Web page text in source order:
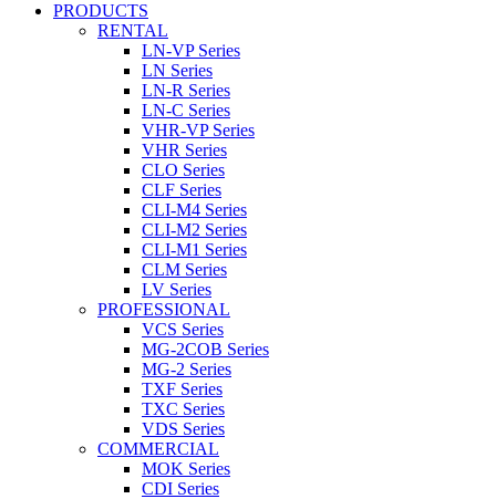
PRODUCTS
RENTAL
LN-VP Series
LN Series
LN-R Series
LN-C Series
VHR-VP Series
VHR Series
CLO Series
CLF Series
CLI-M4 Series
CLI-M2 Series
CLI-M1 Series
CLM Series
LV Series
PROFESSIONAL
VCS Series
MG-2COB Series
MG-2 Series
TXF Series
TXC Series
VDS Series
COMMERCIAL
MOK Series
CDI Series